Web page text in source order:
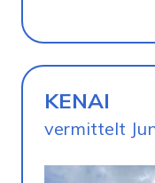
KENAI
vermittelt